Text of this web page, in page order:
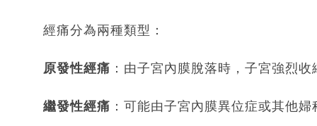
經痛分為兩種類型：
原發性經痛 ：由子宮內膜脫落時，子宮強烈收
繼發性經痛 ：可能由子宮內膜異位症或其他婦